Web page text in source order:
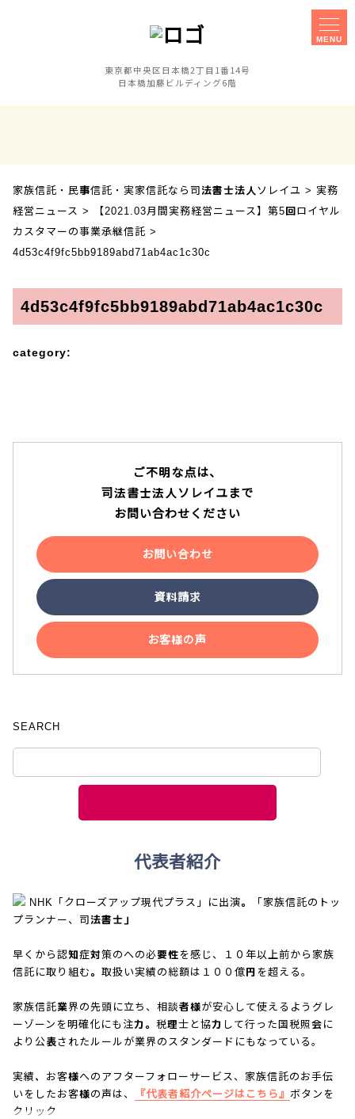
東京都中央区日本橋2丁目1番14号
日本橋加藤ビルディング6階家族信託
事業承継対策
セミナー
相談会
説明動画
YouTube
MENU
家族信託・民事信託・実家信託なら司法書士法人ソレイユ > 実務
経営ニュース >
【2021.03月間実務経営ニュース】第5回ロイヤル
カスタマーの事業承継信託 >
4d53c4f9fc5bb9189abd71ab4ac1c30c
4d53c4f9fc5bb9189abd71ab4ac1c30c
category:
ご不明な点は、
司法書士法人ソレイユまで
お問い合わせください
お問い合わせ
資料請求
お客様の声
SEARCH
代表者紹介
NHK「クローズアップ現代プラス」に出演。「家族信託のトッ
プランナー、司法書士」
早くから認知症対策のへの必要性を感じ、１０年以上前から家族
信託に取り組む。取扱い実績の総額は１００億円を超える。
家族信託業界の先頭に立ち、相談者様が安心して使えるようグレ
ーゾーンを明確化にも注力。税理士と協力して行った国税照会に
より公表されたルールが業界のスタンダードにもなっている。
実績、お客様へのアフターフォローサービス、家族信託のお手伝
いをしたお客様の声は、
『代表者紹介ページはこちら』 ボタンを
クリック